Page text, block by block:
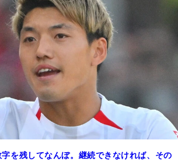
を残してなんぼ。継続できなければ、その